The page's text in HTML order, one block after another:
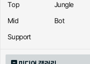
Top
Jungle
Mid
Bot
Support